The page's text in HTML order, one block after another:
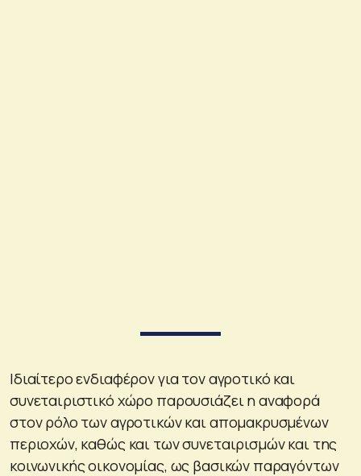
Ιδιαίτερο ενδιαφέρον για τον αγροτικό και
συνεταιριστικό χώρο παρουσιάζει η αναφορά
στον ρόλο των αγροτικών και απομακρυσμένων
περιοχών, καθώς και των συνεταιρισμών και της
κοινωνικής οικονομίας, ως βασικών παραγόντων